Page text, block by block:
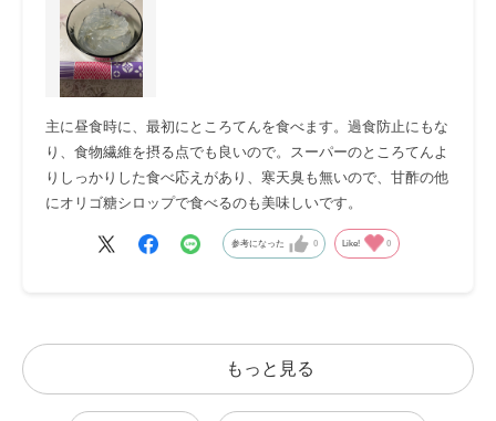
主に昼食時に、最初にところてんを食べます。過食防止にもな
り、食物繊維を摂る点でも良いので。スーパーのところてんよ
りしっかりした食べ応えがあり、寒天臭も無いので、甘酢の他
にオリゴ糖シロップで食べるのも美味しいです。
参考になった 0 Like! 0
もっと見る